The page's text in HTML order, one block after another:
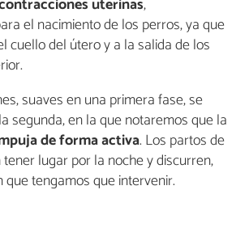
uterinas,
el nacimiento de los perros, ya que
cuello del útero y a la salida de los
suaves en una primera fase, se
segunda, en la que notaremos que la
de forma activa. Los partos de
lugar por la noche y discurren,
que tengamos que intervenir.